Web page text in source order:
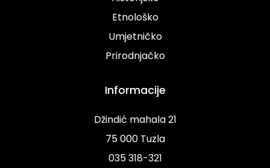
Etnološko
Umjetničko
Prirodnjačko
Informacije
Džindić mahala 21
75 000 Tuzla
035 318-321